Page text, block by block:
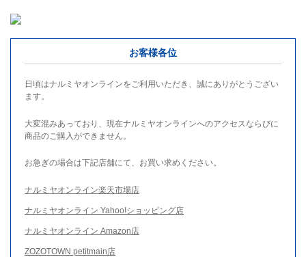
お客様各位
日頃はナルミヤオンラインをご利用いただき、誠にありがとうござい
ます。
大変混みあっており、現在ナルミヤオンラインへのアクセスならびに
商品のご購入ができません。
お急ぎの場合は下記店舗にて、お買い求めください。
ナルミヤオンライン楽天市場店
ナルミヤオンライン Yahoo!ショッピング店
ナルミヤオンライン Amazon店
ZOZOTOWN petitmain店